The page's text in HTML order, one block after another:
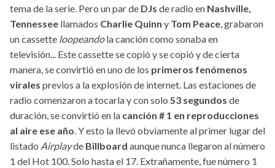
tema de la serie. Pero un par de DJs de radio en Nashville,
Tennessee llamados Charlie Quinn y Tom Peace, grabaron
un cassette loopeandola canción como sonaba en
televisión... Este cassette se copió y se copió y de cierta
manera, se convirtió en uno de los primeros fenómenos
virales previos a la explosión de internet. Las estaciones de
radio comenzaron a tocarla y con solo 53 segundos de
duración, se convirtió en la canción # 1 en reproducciones
al aire ese año. Y esto la llevó obviamente al primer lugar del
listado Airplayde Billboard aunque nunca llegaron al número
1 del Hot 100. Solo hasta el 17. Extrañamente, fue número 1